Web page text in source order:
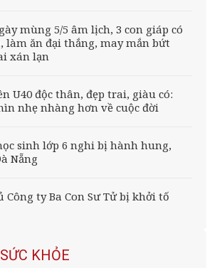
mùng 5/5 âm lịch, 3 con giáp có
làm ăn đại thắng, may mắn bứt
xán lạn
U40 độc thân, đẹp trai, giàu có:
nhẹ nhàng hơn về cuộc đời
sinh lớp 6 nghi bị hành hung,
Nẵng
Công ty Ba Con Sư Tử bị khởi tố
KHỎE